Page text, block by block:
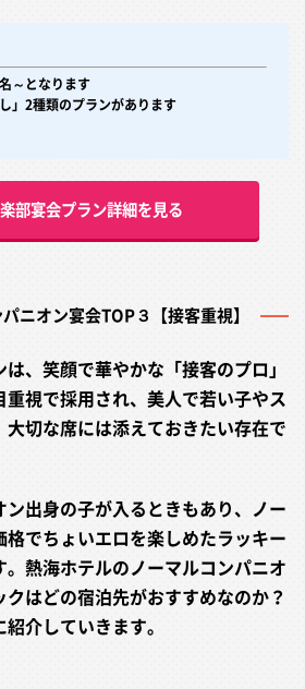
～となります
」2種類のプランがあります
部宴会プラン詳細を見る
ニオン宴会TOP３【接客重視】
、笑顔で華やかな「接客のプロ」
視で採用され、美人で若い子やス
切な席には添えておきたい存在で
出身の子が入るときもあり、ノー
でちょいエロを楽しめたラッキー
熱海ホテルのノーマルコンパニオ
はどの宿泊先がおすすめなのか？
介していきます。